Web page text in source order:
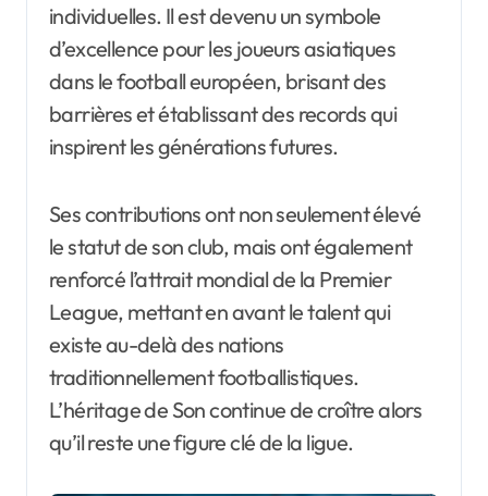
individuelles. Il est devenu un symbole
d’excellence pour les joueurs asiatiques
dans le football européen, brisant des
barrières et établissant des records qui
inspirent les générations futures.
Ses contributions ont non seulement élevé
le statut de son club, mais ont également
renforcé l’attrait mondial de la Premier
League, mettant en avant le talent qui
existe au-delà des nations
traditionnellement footballistiques.
L’héritage de Son continue de croître alors
qu’il reste une figure clé de la ligue.